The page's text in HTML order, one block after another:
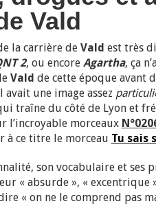
Vald
la carrière de Vald est très
2, ou encore Agartha, ça
Vald de cette époque avant
une image assez
traîne du côté de Lyon et
l’incroyable morceaux
à ce titre le morceau Tu sais
son vocabulaire et ses
« absurde », « excentrique
« on ne le comprend pas